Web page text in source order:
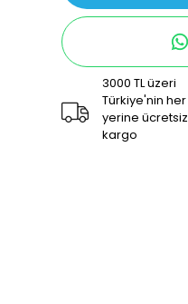
3000 TL üzeri
Türkiye'nin her
yerine ücretsiz
kargo